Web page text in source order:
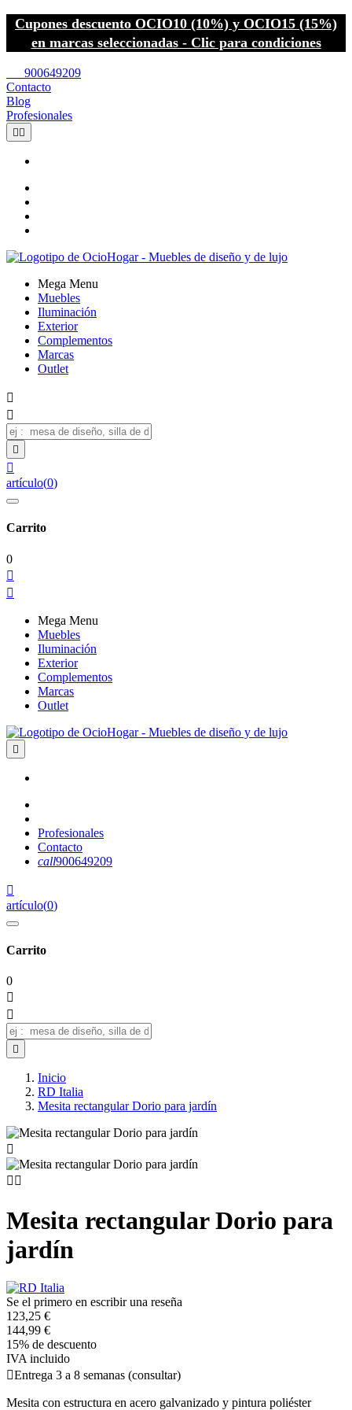
Cupones descuento OCIO10 (10%) y OCIO15 (15%)
en marcas seleccionadas - Clic para condiciones
900649209
Contacto
Blog
Profesionales
 
Mega Menu
Muebles
Iluminación
Exterior
Complementos
Marcas
Outlet




artículo(0)
Carrito
0


Mega Menu
Muebles
Iluminación
Exterior
Complementos
Marcas
Outlet

Profesionales
Contacto
call900649209

artículo(0)
Carrito
0



Inicio
RD Italia
Mesita rectangular Dorio para jardín

 
Mesita rectangular Dorio para
jardín
Se el primero en escribir una reseña
123,25 €
144,99 €
15% de descuento
IVA incluido
Entrega 3 a 8 semanas (consultar)
Mesita con estructura en acero galvanizado y pintura poliéster